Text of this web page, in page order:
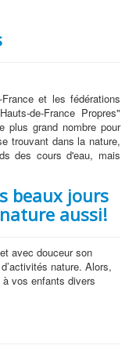
et les fédérations
de-France Propres"
plus grand nombre pour
trouvant dans la nature,
des cours d'eau, mais
beaux jours
aussi!
avec douceur son
nature. Alors,
vos enfants divers